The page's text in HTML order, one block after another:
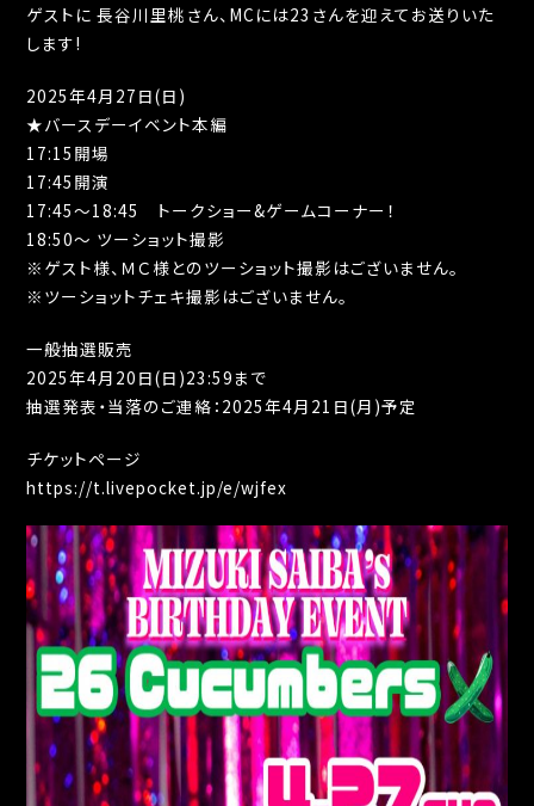
ゲストに 長谷川里桃さん、MCには23さんを迎えてお送りいた
します!
2025年4月27日(日)
★バースデーイベント本編
17:15開場
17:45開演
17:45～18:45 トークショー&ゲームコーナー！
18:50～ ツーショット撮影
※ゲスト様、ＭＣ様とのツーショット撮影はございません。
※ツーショットチェキ撮影はございません。
一般抽選販売
2025年4月20日(日)23:59まで
抽選発表・当落のご連絡：2025年4月21日(月)予定
チケットページ
https://t.livepocket.jp/e/wjfex